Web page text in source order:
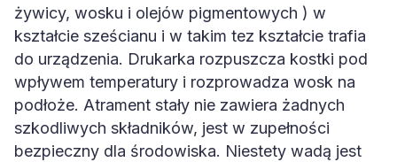
żywicy, wosku i olejów pigmentowych ) w
kształcie sześcianu i w takim tez kształcie trafia
do urządzenia. Drukarka rozpuszcza kostki pod
wpływem temperatury i rozprowadza wosk na
podłoże. Atrament stały nie zawiera żadnych
szkodliwych składników, jest w zupełności
bezpieczny dla środowiska. Niestety wadą jest